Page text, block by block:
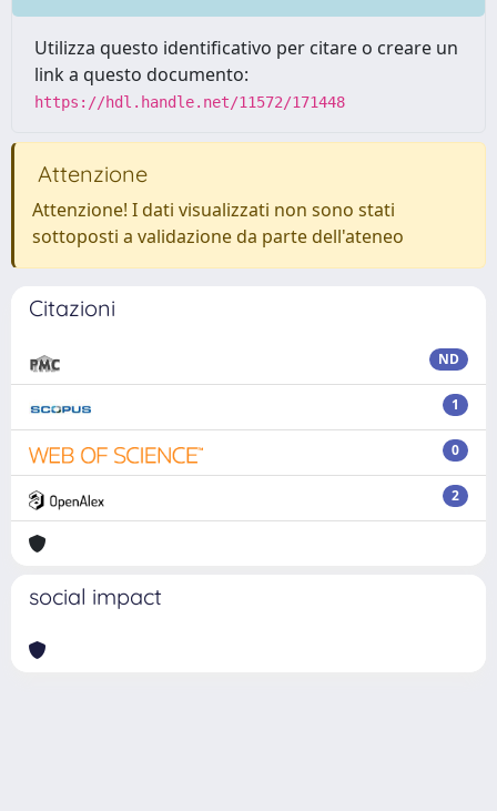
Utilizza questo identificativo per citare o creare un
link a questo documento:
https://hdl.handle.net/11572/171448
Attenzione
Attenzione! I dati visualizzati non sono stati
sottoposti a validazione da parte dell'ateneo
Citazioni
ND
1
0
2
social impact